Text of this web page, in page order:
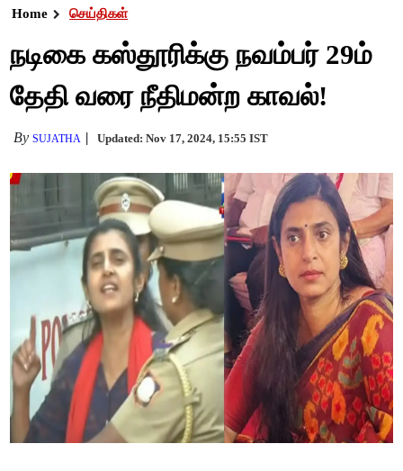
Home செய்திகள்
நடிகை கஸ்தூரிக்கு நவம்பர் 29ம்
தேதி வரை நீதிமன்ற காவல்!
BySUJATHA Updated: Nov 17, 2024, 15:55 IST